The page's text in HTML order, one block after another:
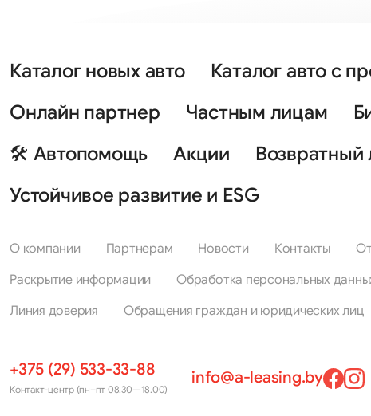
Каталог новых авто
Каталог авто с
Онлайн партнер
Частным лицам
🛠 Автопомощь
Акции
Возвратный
Устойчивое развитие и ESG
О компании Партнерам Новости Контакты
Раскрытие информации
Обработка персональных
Линия доверия
Обращения граждан и юридических лиц
+375 (29) 533-33-88
Контакт-центр (пн–пт 08.30—18.00)
info@a-leasing.by